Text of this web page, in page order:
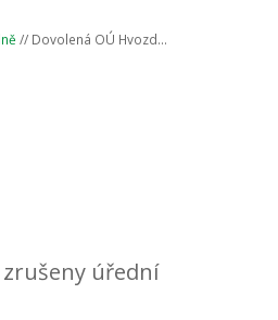
// Dovolená OÚ Hvozd...
úřední